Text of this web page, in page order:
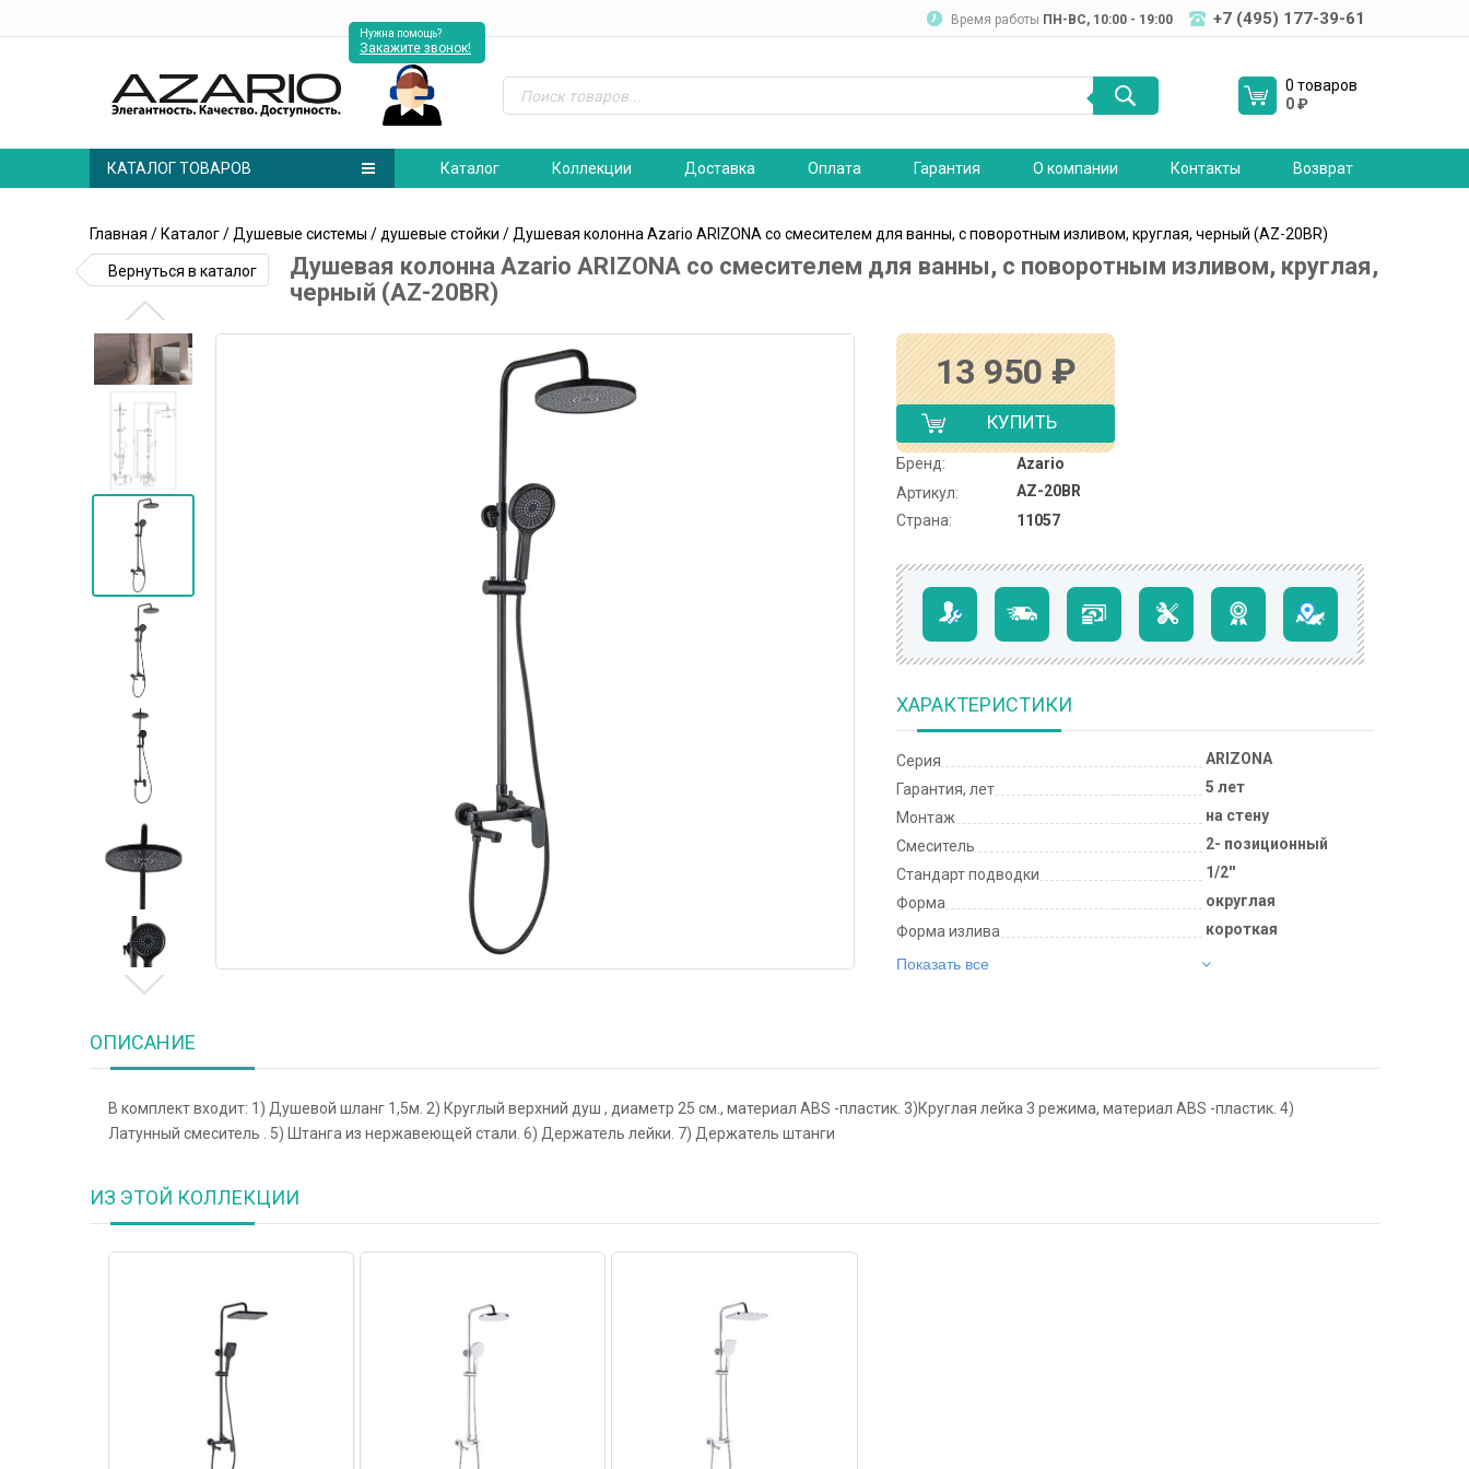
Время работы ПН-ВC, 10:00 - 19:00 +7 (495) 177-39-61
Нужна помощь?
Закажите звонок!
0 товаров
0₽
КАТАЛОГ ТОВАРОВ Каталог Коллекции Доставка Оплата Гарантия О компании Контакты Возврат
Главная / Каталог/ Душевые системы / душевые стойки / Душевая колонна Azario ARIZONA со смесителем для ванны, с поворотным изливом, круглая, черный (AZ-20BR)
Вернуться в каталог
Душевая колонна Azario ARIZONA со смесителем для ванны, с поворотным изливом, круглая,
черный (AZ-20BR)
13 950 ₽
КУПИТЬ
Бренд:
Azario
Артикул:
AZ-20BR
Страна:
11057
ХАРАКТЕРИСТИКИ
Серия
ARIZONA
Гарантия, лет
5 лет
Монтаж
на стену
Смеситель
2- позиционный
Стандарт подводки
1/2''
Форма
округлая
Форма излива
короткая
Показать все
ОПИСАНИЕ
В комплект входит: 1) Душевой шланг 1,5м. 2) Круглый верхний душ , диаметр 25 см., материал ABS -пластик. 3)Круглая лейка 3 режима, материал ABS -пластик. 4)
Латунный смеситель . 5) Штанга из нержавеющей стали. 6) Держатель лейки. 7) Держатель штанги
ИЗ ЭТОЙ КОЛЛЕКЦИИ